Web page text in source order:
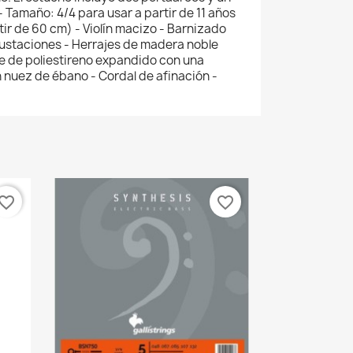
4/4 para usar a partir de 11 años
de 60 cm) - Violín macizo - Barnizado
- Herrajes de madera noble
de poliestireno expandido con una
de ébano - Cordal de afinación -
favorite_border